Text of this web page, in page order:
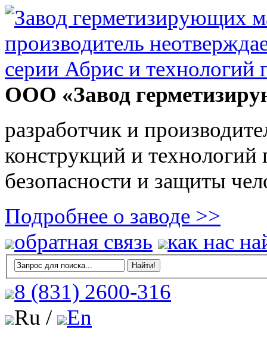
ООО «Завод
разработчик и
конструкций и
безопасности и защиты
Подробнее о заводе >>
обратная связь
как нас
8 (831) 2600-316
Ru /
En